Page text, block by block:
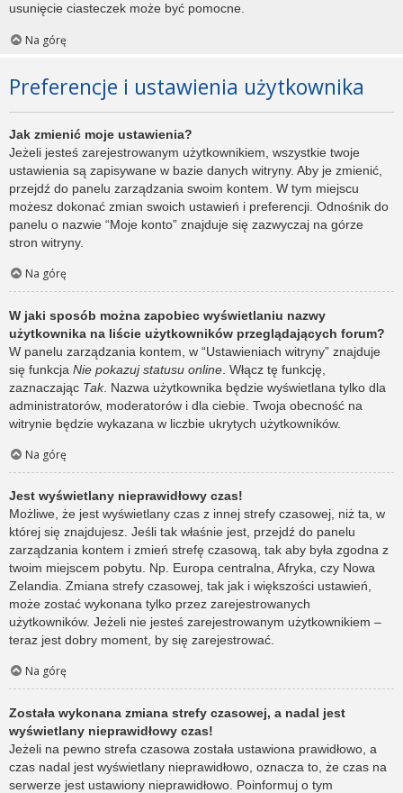
usunięcie ciasteczek może być pomocne.
Na górę
Preferencje i ustawienia użytkownika
Jak zmienić moje ustawienia?
Jeżeli jesteś zarejestrowanym użytkownikiem, wszystkie twoje
ustawienia są zapisywane w bazie danych witryny. Aby je zmienić,
przejdź do panelu zarządzania swoim kontem. W tym miejscu
możesz dokonać zmian swoich ustawień i preferencji. Odnośnik do
panelu o nazwie “Moje konto” znajduje się zazwyczaj na górze
stron witryny.
Na górę
W jaki sposób można zapobiec wyświetlaniu nazwy
użytkownika na liście użytkowników przeglądających forum?
W panelu zarządzania kontem, w “Ustawieniach witryny” znajduje
się funkcja Nie pokazuj statusu online . Włącz tę funkcję,
zaznaczając Tak. Nazwa użytkownika będzie wyświetlana tylko dla
administratorów, moderatorów i dla ciebie. Twoja obecność na
witrynie będzie wykazana w liczbie ukrytych użytkowników.
Na górę
Jest wyświetlany nieprawidłowy czas!
Możliwe, że jest wyświetlany czas z innej strefy czasowej, niż ta, w
której się znajdujesz. Jeśli tak właśnie jest, przejdź do panelu
zarządzania kontem i zmień strefę czasową, tak aby była zgodna z
twoim miejscem pobytu. Np. Europa centralna, Afryka, czy Nowa
Zelandia. Zmiana strefy czasowej, tak jak i większości ustawień,
może zostać wykonana tylko przez zarejestrowanych
użytkowników. Jeżeli nie jesteś zarejestrowanym użytkownikiem –
teraz jest dobry moment, by się zarejestrować.
Na górę
Została wykonana zmiana strefy czasowej, a nadal jest
wyświetlany nieprawidłowy czas!
Jeżeli na pewno strefa czasowa została ustawiona prawidłowo, a
czas nadal jest wyświetlany nieprawidłowo, oznacza to, że czas na
serwerze jest ustawiony nieprawidłowo. Poinformuj o tym